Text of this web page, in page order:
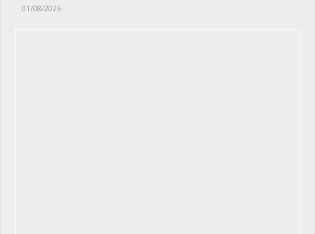
01/08/2026